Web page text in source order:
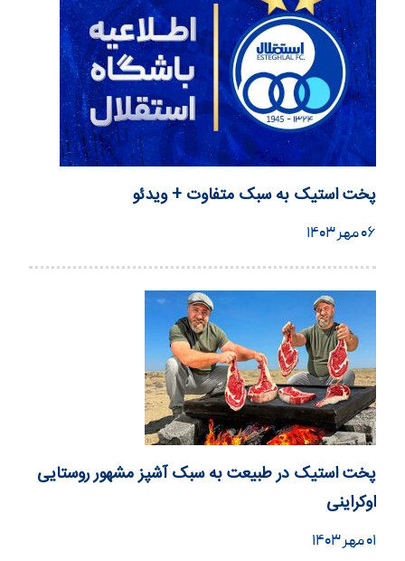
پخت استیک به سبک متفاوت + ویدئو
۰۶ مهر ۱۴۰۳
پخت استیک در طبیعت به سبک آشپز مشهور روستایی
اوکراینی
۰۱ مهر ۱۴۰۳